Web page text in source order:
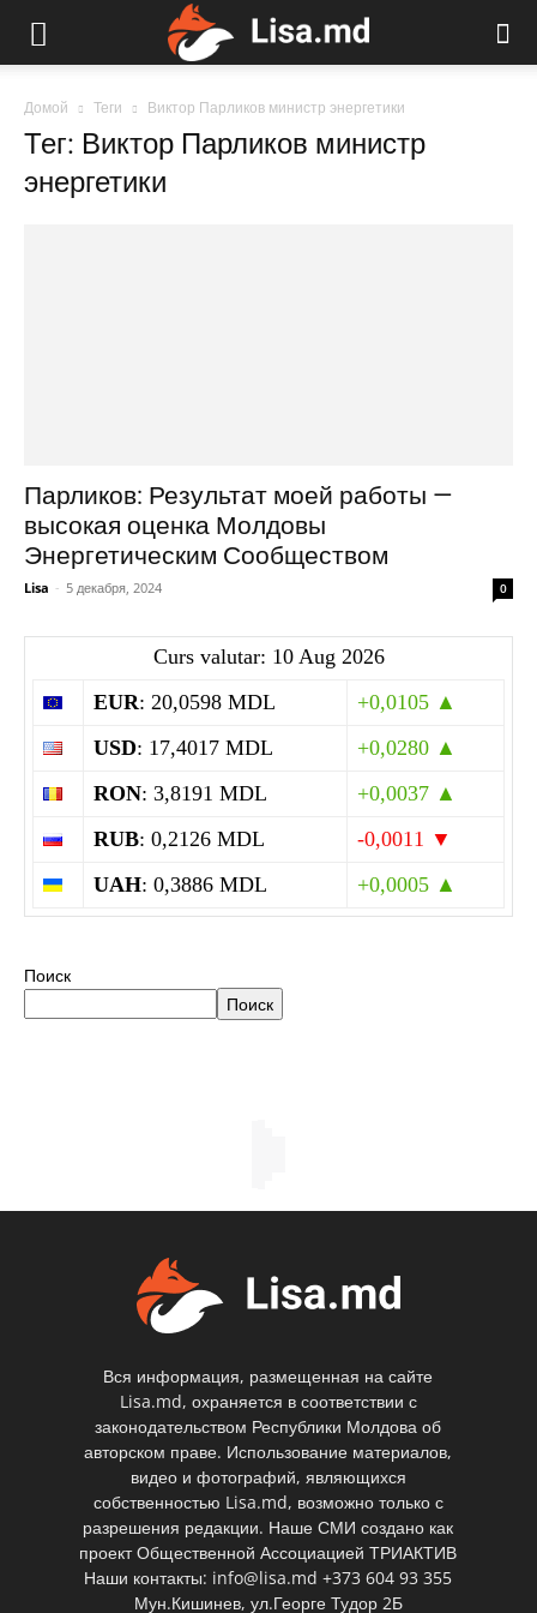
Домой Теги Виктор Парликов министр энергетики
Тег: Виктор Парликов министр
энергетики
Парликов: Результат моей работы —
высокая оценка Молдовы
Энергетическим Сообществом
Lisa - 5 декабря, 2024 0
Curs valutar: 10 Aug 2026
EUR: 20,0598 MDL
+0,0105 ▲
USD: 17,4017 MDL
+0,0280 ▲
RON: 3,8191 MDL
+0,0037 ▲
RUB: 0,2126 MDL
-0,0011 ▼
UAH: 0,3886 MDL +0,0005 ▲
Поиск
Поиск
Вся информация, размещенная на сайте
Lisa.md, охраняется в соответствии с
законодательством Республики Молдова об
авторском праве. Использование материалов,
видео и фотографий, являющихся
собственностью Lisa.md, возможно только с
разрешения редакции. Наше СМИ создано как
проект Общественной Ассоциацией ТРИАКТИВ
Наши контакты: info@lisa.md +373 604 93 355
Мун.Кишинев, ул.Георге Тудор 2Б